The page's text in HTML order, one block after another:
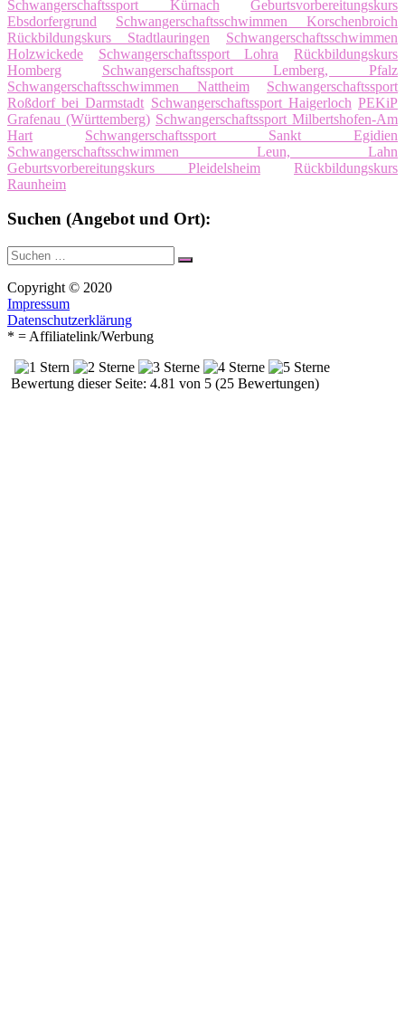
Schwangerschaftssport Kürnach
Geburtsvorbereitungskurs
Ebsdorfergrund
Schwangerschaftsschwimmen Korschenbroich
Rückbildungskurs Stadtlauringen
Schwangerschaftsschwimmen
Holzwickede
Schwangerschaftssport Lohra
Rückbildungskurs
Homberg
Schwangerschaftssport Lemberg, Pfalz
Schwangerschaftsschwimmen Nattheim
Schwangerschaftssport
Roßdorf bei Darmstadt Schwangerschaftssport Haigerloch PEKiP
Grafenau (Württemberg) Schwangerschaftssport Milbertshofen-Am
Hart
Schwangerschaftssport Sankt Egidien
Schwangerschaftsschwimmen Leun, Lahn
Geburtsvorbereitungskurs Pleidelsheim
Rückbildungskurs
Raunheim
Suchen (Angebot und Ort):
Suche
nach:
Suchen
Copyright © 2020
Impressum
Datenschutzerklärung
* = Affiliatelink/Werbung
Bewertung dieser Seite: 4.81 von 5 (25 Bewertungen)